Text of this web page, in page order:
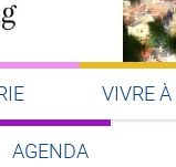
VIVRE
AGENDA